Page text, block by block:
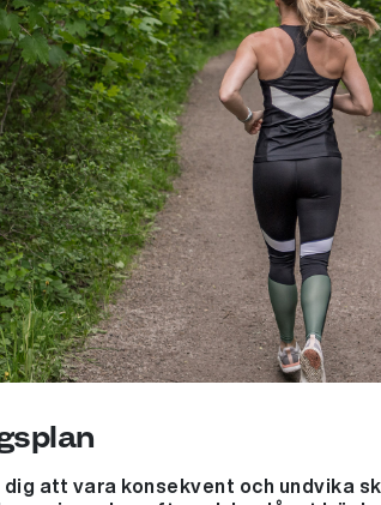
dig att vara konsekvent och undvika